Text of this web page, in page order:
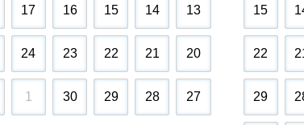
15
22
29
13
14
15
16
17
20
21
22
23
24
27
28
29
30
1